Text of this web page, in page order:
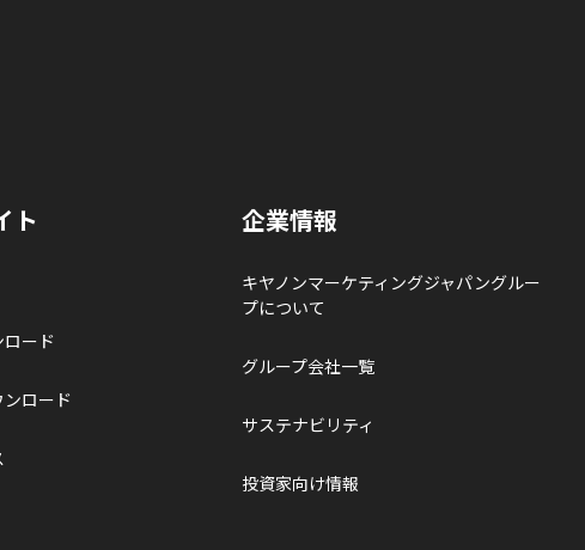
ト
ード
ロード
企業情報
キヤノンマーケティングジャパングルー
プについて
グループ会社一覧
サステナビリティ
投資家向け情報